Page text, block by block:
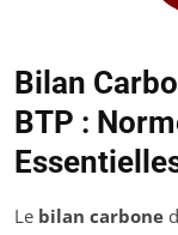
Bilan
BTP :
Le bilan carbone